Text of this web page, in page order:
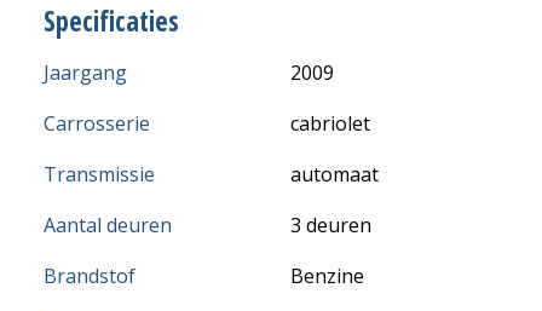
Specificaties
Jaargang
2009
Carrosserie
cabriolet
Transmissie
automaat
Aantal deuren
3 deuren
Brandstof
Benzine